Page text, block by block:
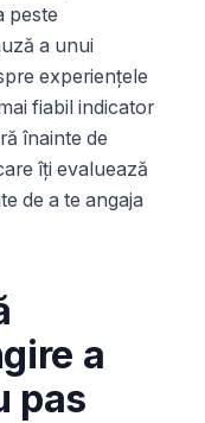
peste
a unui
experiențele
fiabil indicator
înainte de
îți evaluează
de a te angaja
a
pas